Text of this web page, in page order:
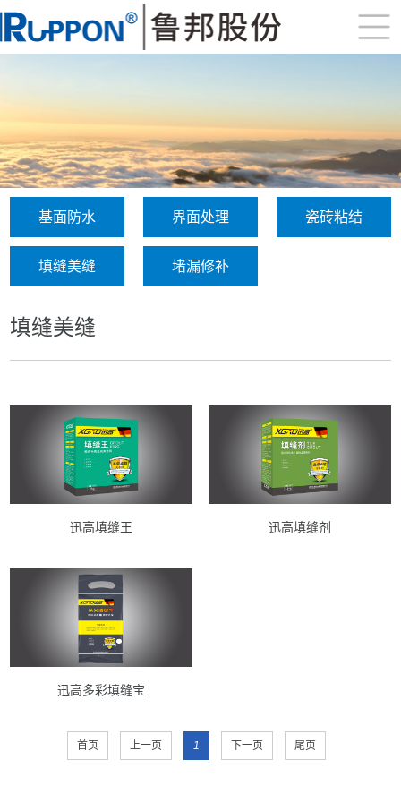
基面防水 界面处理 瓷砖粘结
填缝美缝 堵漏修补
填缝美缝
迅高填缝王 迅高填缝剂
迅高多彩填缝宝
首页 上一页 1 下一页 尾页